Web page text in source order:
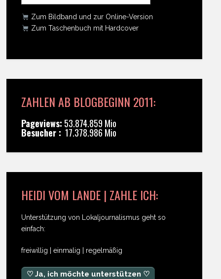
Zum Bildband und zur Online-Version
Zum Taschenbuch mit Hardcover
ZAHLEN AB BLOGBEGINN 2011:
Pageviews: 53.874.859 Mio
Besucher : 17.378.986 Mio
HEIDI VOM LANDE | ZAHLE ICH:
Unterstützung von Lokaljournalismus geht so
einfach:
freiwillig | einmalig | regelmäßig
♡ Ja, ich möchte unterstützen ♡